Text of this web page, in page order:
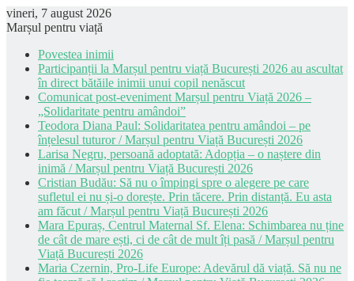
vineri, 7 august 2026
Marșul pentru viață
Povestea inimii
Participanții la Marșul pentru viață București 2026 au ascultat
în direct bătăile inimii unui copil nenăscut
Comunicat post-eveniment Marșul pentru Viață 2026 –
„Solidaritate pentru amândoi”
Teodora Diana Paul: Solidaritatea pentru amândoi – pe
înțelesul tuturor / Marșul pentru Viață București 2026
Larisa Negru, persoană adoptată: Adopția – o naștere din
inimă / Marșul pentru Viață București 2026
Cristian Budău: Să nu o împingi spre o alegere pe care
sufletul ei nu și-o dorește. Prin tăcere. Prin distanță. Eu asta
am făcut / Marșul pentru Viață București 2026
Mara Epuraș, Centrul Maternal Sf. Elena: Schimbarea nu ține
de cât de mare ești, ci de cât de mult îți pasă / Marșul pentru
Viață București 2026
Maria Czernin, Pro-Life Europe: Adevărul dă viață. Să nu ne